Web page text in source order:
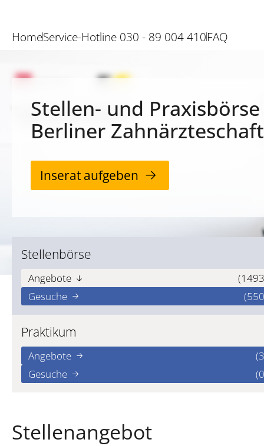
HomeService-Hotline 030 - 89 004 410FAQ
Stellen- und
Berliner Zahnärzteschaft
Inserat aufgeben
Stellenbörse
Angebote
Gesuche
Praktikum
Angebote
Gesuche
Stellenangebot